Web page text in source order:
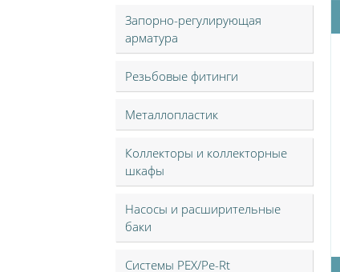
Запорно-регулирующая
арматура
Резьбовые фитинги
Металлопластик
Коллекторы и коллекторные
шкафы
Насосы и расширительные
баки
Системы PEX/Pe-Rt